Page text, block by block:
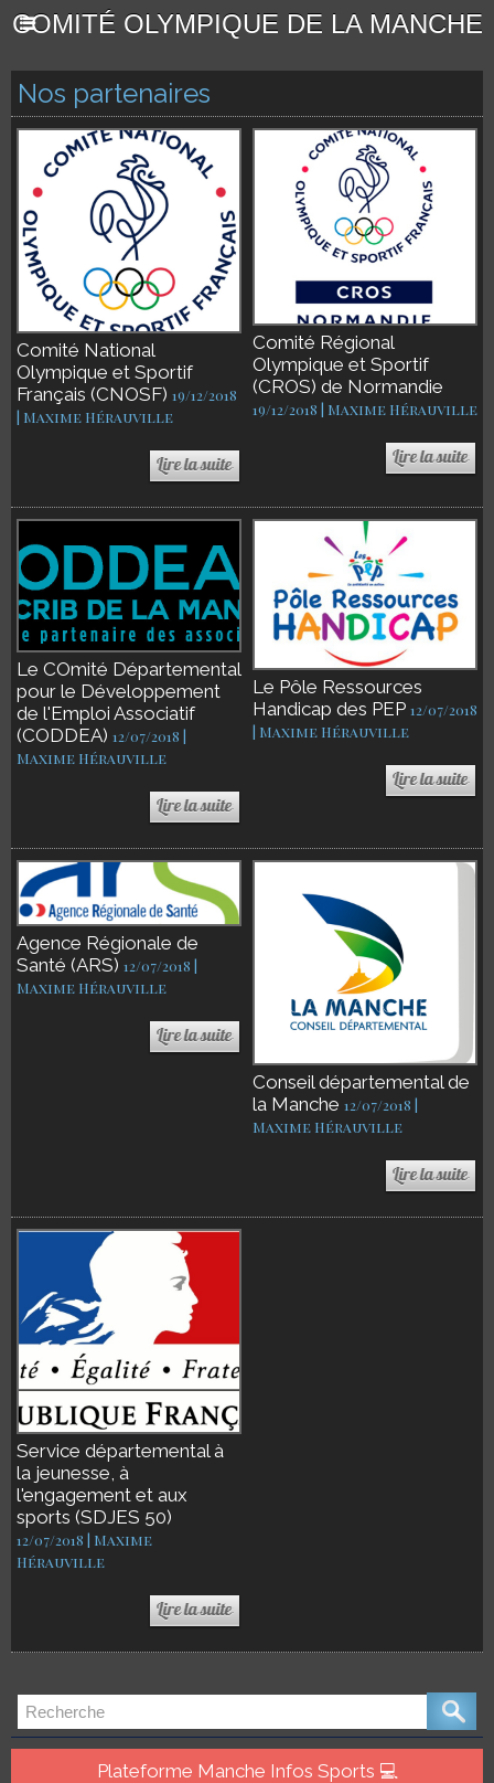
COMITÉ OLYMPIQUE DE LA MANCHE
Nos partenaires
Comité National
Olympique et Sportif
Français (CNOSF) 19/12/2018
| Maxime Hérauville
Comité Régional
Olympique et Sportif
(CROS) de Normandie
19/12/2018 | Maxime Hérauville
Le COmité Départemental
pour le Développement
de l'Emploi Associatif
(CODDEA) 12/07/2018 |
Maxime Hérauville
Le Pôle Ressources
Handicap des PEP 12/07/2018
| Maxime Hérauville
Agence Régionale de
Santé (ARS) 12/07/2018 |
Maxime Hérauville
Conseil départemental de
la Manche 12/07/2018 |
Maxime Hérauville
Service départemental à
la jeunesse, à
l'engagement et aux
sports (SDJES 50)
12/07/2018 | Maxime
Hérauville
Plateforme Manche Infos Sports 💻